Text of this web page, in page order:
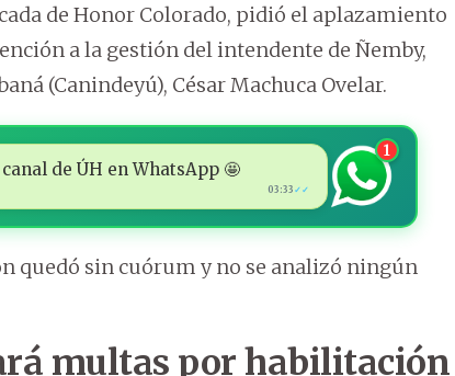
de Honor Colorado, pidió el aplazamiento
a la gestión del intendente de Ñemby,
(Canindeyú), César Machuca Ovelar.
de ÚH en WhatsApp 🤩
03:33 ✓✓
1
quedó sin cuórum y no se analizó ningún
multas por habilitación